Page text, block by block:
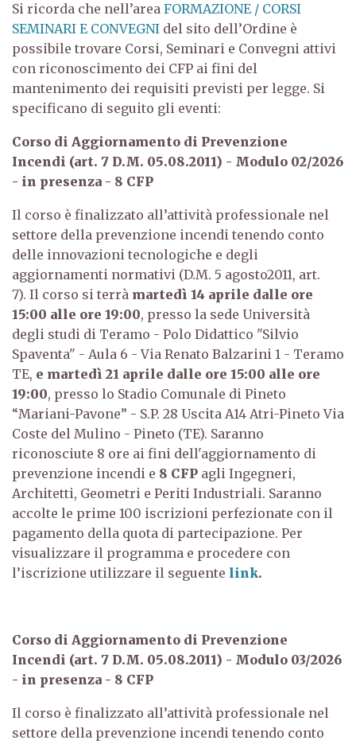
Si ricorda che nell’area FORMAZIONE / CORSI
SEMINARI E CONVEGNI del sito dell’Ordine è
possibile trovare Corsi, Seminari e Convegni attivi
con riconoscimento dei CFP ai fini del
mantenimento dei requisiti previsti per legge. Si
specificano di seguito gli eventi:
Corso di Aggiornamento di Prevenzione
Incendi (art. 7 D.M. 05.08.2011) - Modulo 02/2026
- in presenza - 8 CFP
Il corso è finalizzato all’attività professionale nel
settore della prevenzione incendi tenendo conto
delle innovazioni tecnologiche e degli
aggiornamenti normativi (D.M. 5 agosto2011, art.
7). Il corso si terrà martedì 14 aprile dalle ore
15:00 alle ore 19:00, presso la sede Università
degli studi di Teramo - Polo Didattico "Silvio
Spaventa" - Aula 6 - Via Renato Balzarini 1 - Teramo
TE, e martedì 21 aprile dalle ore 15:00 alle ore
19:00, presso lo Stadio Comunale di Pineto
“Mariani-Pavone” - S.P. 28 Uscita A14 Atri-Pineto Via
Coste del Mulino - Pineto (TE). Saranno
riconosciute 8 ore ai fini dell'aggiornamento di
prevenzione incendi e 8 CFP agli Ingegneri,
Architetti, Geometri e Periti Industriali. Saranno
accolte le prime 100 iscrizioni perfezionate con il
pagamento della quota di partecipazione. Per
visualizzare il programma e procedere con
l’iscrizione utilizzare il seguente link.
Corso di Aggiornamento di Prevenzione
Incendi (art. 7 D.M. 05.08.2011) - Modulo 03/2026
- in presenza - 8 CFP
Il corso è finalizzato all’attività professionale nel
settore della prevenzione incendi tenendo conto